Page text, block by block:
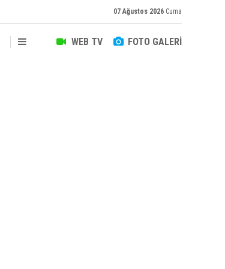
07 Ağustos 2026 Cuma
WEB TV FOTO GALERİ